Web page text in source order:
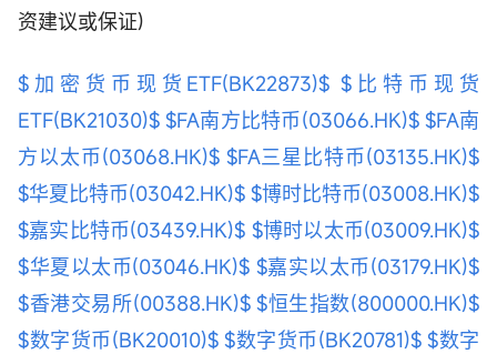
资建议或保证)
$加密货币现货ETF(BK22873)$ $比特币现货
ETF(BK21030)$ $FA南方比特币(03066.HK)$ $FA南
方以太币(03068.HK)$ $FA三星比特币(03135.HK)$
$华夏比特币(03042.HK)$ $博时比特币(03008.HK)$
$嘉实比特币(03439.HK)$ $博时以太币(03009.HK)$
$华夏以太币(03046.HK)$ $嘉实以太币(03179.HK)$
$香港交易所(00388.HK)$ $恒生指数(800000.HK)$
$数字货币(BK20010)$ $数字货币(BK20781)$ $数字